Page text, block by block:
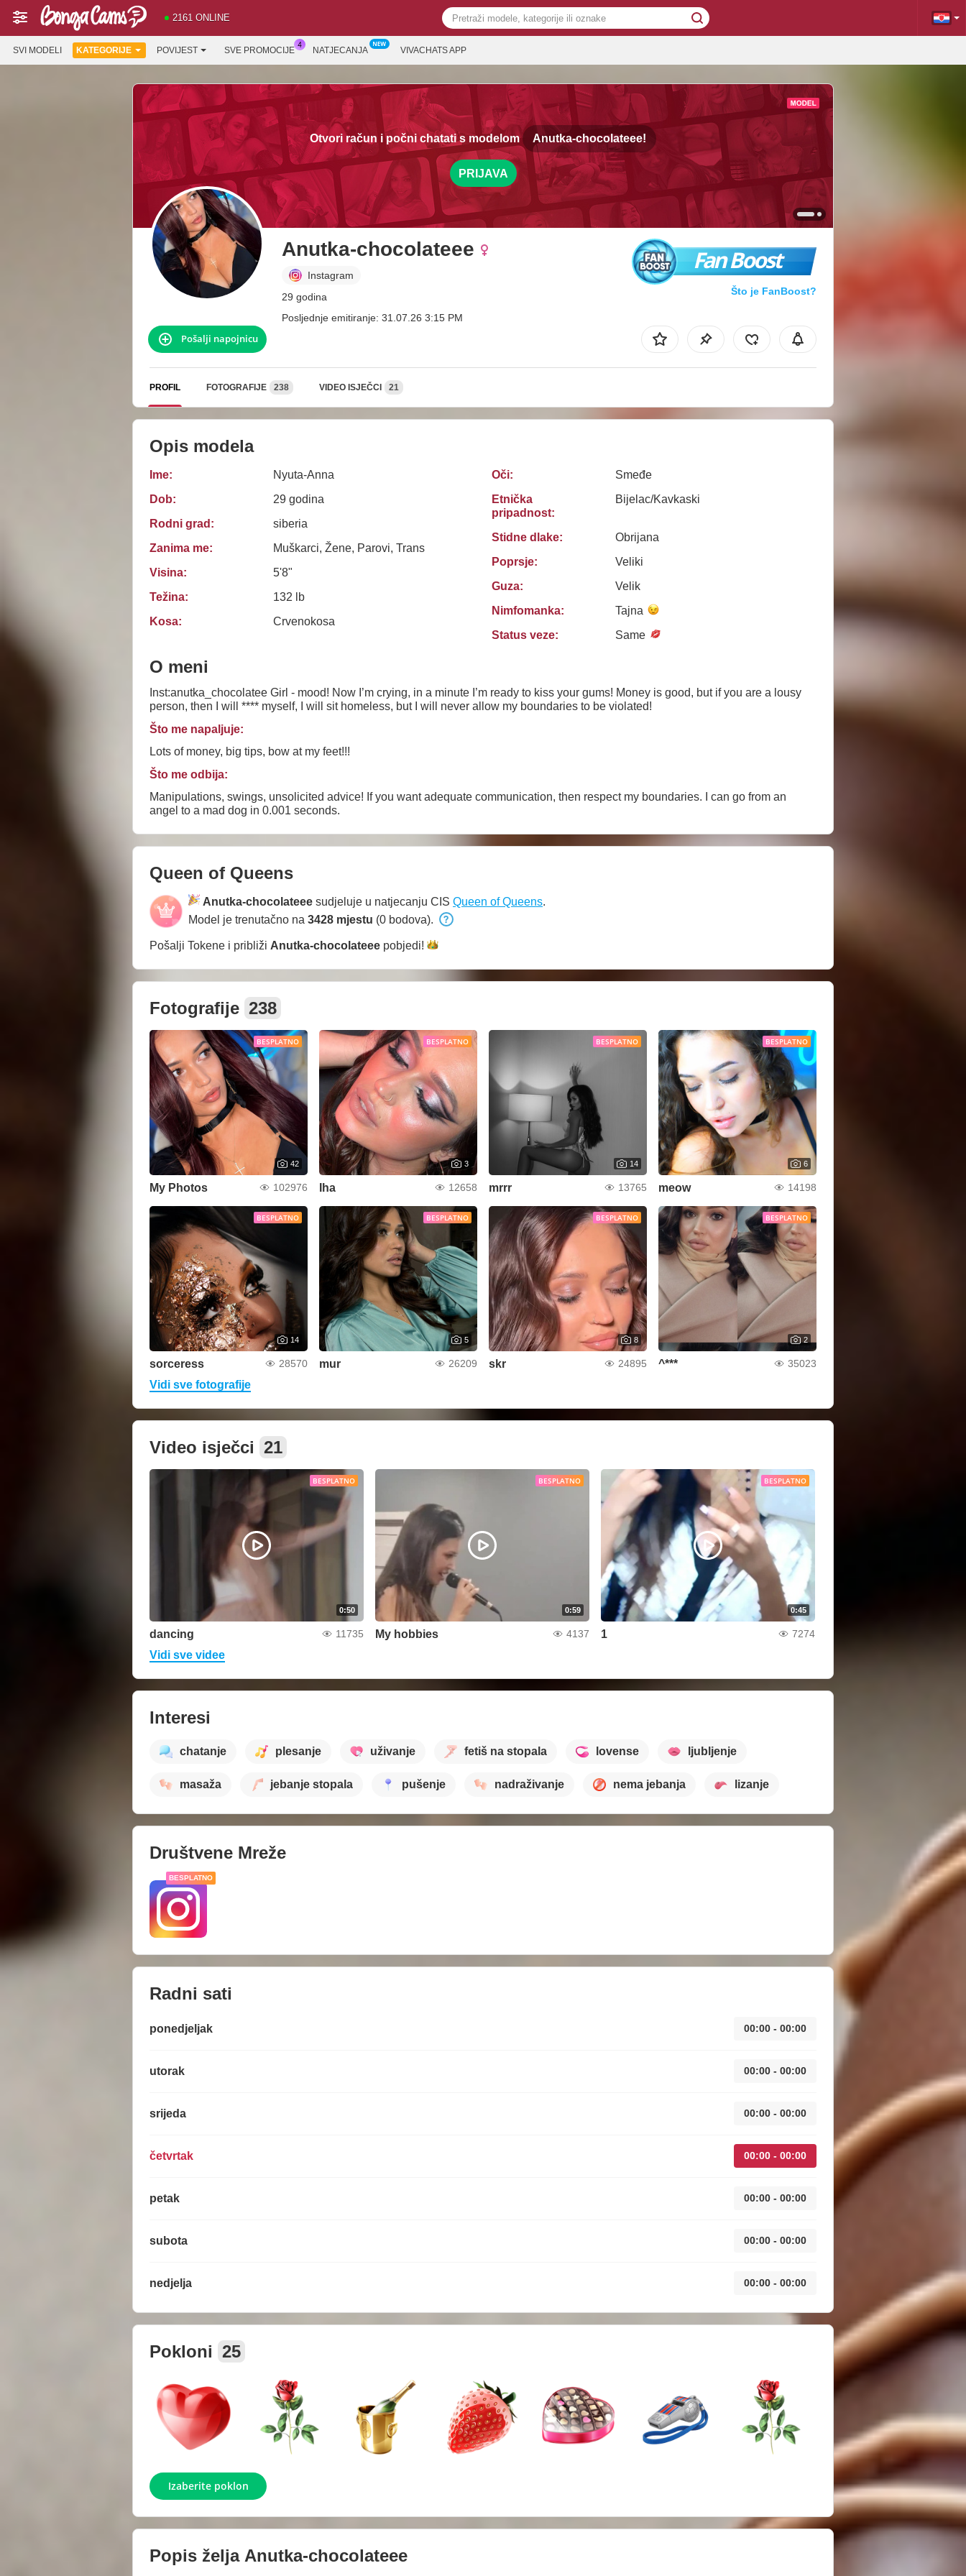
2161 ONLINE
SVI MODELI KATEGORIJE POVIJEST SVE PROMOCIJE NATJECANJA VIVACHATS APP
Otvori račun i počni chatati s modelom Anutka-chocolateee!
PRIJAVA
Anutka-chocolateee
Instagram
29 godina
Posljednje emitiranje: 31.07.26 3:15 PM
Fan Boost
Što je FanBoost?
Pošalji napojnicu
PROFIL FOTOGRAFIJE 238 VIDEO ISJEČCI 21
Opis modela
Ime:
Nyuta-Anna
Dob:
29 godina
Rodni grad:
siberia
Zanima me:
Muškarci, Žene, Parovi, Trans
Visina:
5'8"
Težina:
132 lb
Kosa:
Crvenokosa
Oči:
Smeđe
Etnička
pripadnost:
Bijelac/Kavkaski
Stidne dlake:
Obrijana
Poprsje:
Veliki
Guza:
Velik
Nimfomanka:
Tajna
Status veze:
Same
O meni
Inst:anutka_chocolatee Girl - mood! Now I’m crying, in a minute I’m ready to kiss your gums! Money is good, but if you are a lousy
person, then I will **** myself, I will sit homeless, but I will never allow my boundaries to be violated!
Što me napaljuje:
Lots of money, big tips, bow at my feet!!!
Što me odbija:
Manipulations, swings, unsolicited advice! If you want adequate communication, then respect my boundaries. I can go from an
angel to a mad dog in 0.001 seconds.
Queen of Queens
Anutka-chocolateee sudjeluje u natjecanju CIS Queen of Queens.
Model je trenutačno na 3428 mjestu (0 bodova).
Pošalji Tokene i približi Anutka-chocolateee pobjedi!
Fotografije 238
BESPLATNO
42
My Photos 102976
BESPLATNO
3
Iha 12658
BESPLATNO
14
mrrr 13765
BESPLATNO
6
meow 14198
BESPLATNO
14
sorceress 28570
BESPLATNO
5
mur 26209
BESPLATNO
8
skr 24895
BESPLATNO
2
^*** 35023
Vidi sve fotografije
Video isječci 21
BESPLATNO
0:50
dancing 11735
BESPLATNO
0:59
My hobbies 4137
BESPLATNO
0:45
1 7274
Vidi sve videe
Interesi
chatanje plesanje uživanje fetiš na stopala lovense ljubljenje
masaža jebanje stopala pušenje nadraživanje nema jebanja lizanje
Društvene Mreže
BESPLATNO
Radni sati
ponedjeljak 00:00 - 00:00
utorak 00:00 - 00:00
srijeda 00:00 - 00:00
četvrtak 00:00 - 00:00
petak 00:00 - 00:00
subota 00:00 - 00:00
nedjelja 00:00 - 00:00
Pokloni 25
Izaberite poklon
Popis želja Anutka-chocolateee